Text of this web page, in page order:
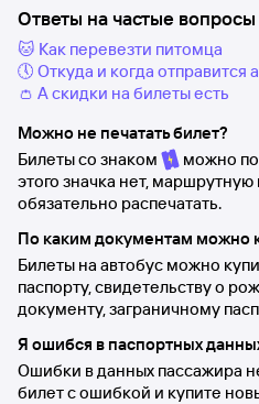
Ответы на частые вопросы
🐱 Как перевезти питомца
🕔 Откуда и когда отправится
👛 А скидки на билеты есть
Можно не печатать билет?
Билеты со знаком
можно
этого значка нет,
обязательно распечатать.
По каким документам можно
Билеты на автобус можно
паспорту, свидетельству о
документу, заграничному
Я ошибся в паспортных
Ошибки в данных пассажира
билет с ошибкой и купите